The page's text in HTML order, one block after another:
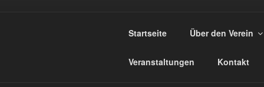
Startseite Über den Verein
Veranstaltungen Kontakt